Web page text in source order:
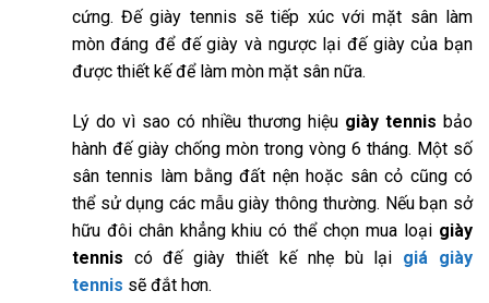
cứng. Đế giày tennis sẽ tiếp xúc với mặt sân làm
mòn đáng để đế giày và ngược lại đế giày của bạn
được thiết kế để làm mòn mặt sân nữa.
Lý do vì sao có nhiều thương hiệu giày tennis bảo
hành đế giày chống mòn trong vòng 6 tháng. Một số
sân tennis làm bằng đất nện hoặc sân cỏ cũng có
thể sử dụng các mẫu giày thông thường. Nếu bạn sở
hữu đôi chân khẳng khiu có thể chọn mua loại giày
tennis có đế giày thiết kế nhẹ bù lại giá giày
tennis sẽ đắt hơn.